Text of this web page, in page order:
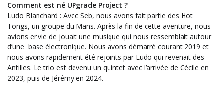
Comment est né UPgrade Project ?
Ludo Blanchard : Avec Seb, nous avons fait partie des Hot
Tongs, un groupe du Mans. Après la fin de cette aventure, nous
avions envie de jouait une musique qui nous ressemblait autour
d’une base électronique. Nous avons démarré courant 2019 et
nous avons rapidement été rejoints par Ludo qui revenait des
Antilles. Le trio est devenu un quintet avec l’arrivée de Cécile en
2023, puis de Jérémy en 2024.